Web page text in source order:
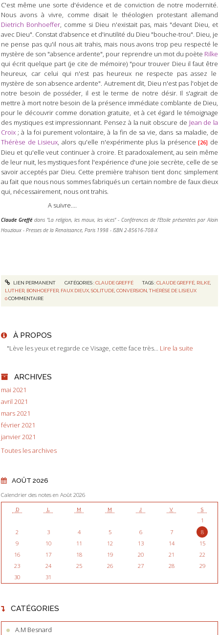
À PROPOS
"Lève les yeux et regarde ce Visage, cette face très... Lire la suite
ARCHIVES
mai 2021
avril 2021
mars 2021
février 2021
janvier 2021
Toutes les archives
AOÛT 2026
Calendrier des notes en Août 2026
D L M M J V S
1
2
3 4 5 6 7
8
9
10 11 12 13 14
15
16
17 18 19 20 21
22
23
24 25 26 27 28
29
30
31
CATÉGORIES
A.M Besnard
C'est même une sorte d'évidence et de conviction de notre modernité.
Nous avons à vivre, comme disait le théologien protestant allemand
Dietrich Bonhoeffer, comme si Dieu n'existait pas, mais "devant Dieu, et
avec Dieu". Constat d'absence et d'inutilité du Dieu "bouche-trou". Dieu, je
ne pense pas qu'il nous ait trahis, mais nous avons trop peu respecté le
mystère de son "absence ardente", pour reprendre un mot du poète Rilke
qui écrit quelque part (je cite de mémoire) "pour trouver Dieu il faut être
heureux, car celui qui n'est pas heureux ne respecte pas assez le
mystère de son absence ardente". Autrement dit, Dieu n'est pas l'objet de
notre besoin de posséder, il est le terme de notre désir. Il s'agirait de
mettre à mort notre besoin de la présence immédiate comblante de Dieu,
pour le découvrir comme donation gratuite, et à cet égard le témoignage
des mystiques est impressionnant. Pensez à la nuit obscure de Jean de la
Croix ; à la foi purement volontaire, à la fin de sa vie, dans sa maladie, de
Thérèse de Lisieux, alors qu'elle n'expérimente plus la présence[26] de
Dieu et qu'elle veut continuer à croire. Et paradoxalement, au sein même
de leur nuit, les mystiques font l'expérience d'une joie secrète, celle de se
savoir acceptés par Dieu. Cette première trahison tient donc simplement
au fait que nous nous sommes fabriqués un certain nombre de faux dieux
qui, nécessairement, nous ont trahis.
A suivre....
Claude Greffé dans "La religion, les maux, les vices" - Conférences de l'Etoile présentées par Alain
Houziaux - Presses de la Renaissance, Paris 1998 - ISBN 2-85616-708-X
LIEN PERMANENT CATÉGORIES :CLAUDE GREFFÉ TAGS :CLAUDE GREFFÉ, RILKE,
LUTHER, BONHOEFFER, FAUX DIEUX,SOLITUDE,CONVERSION,THÉRÈSE DE LISIEUX
0COMMENTAIRE